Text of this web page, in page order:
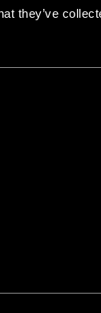
they’ve
13 8212
FEL AZ E-
irányelvek.